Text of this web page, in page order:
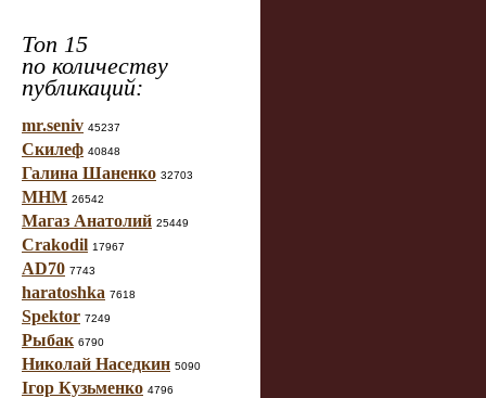
Топ 15
по количеству
публикаций:
mr.seniv 45237
Скилеф 40848
Галина Шаненко 32703
МНМ 26542
Магаз Анатолий 25449
Crakodil 17967
AD70 7743
haratoshka 7618
Spektor 7249
Рыбак 6790
Николай Наседкин 5090
Ігор Кузьменко 4796